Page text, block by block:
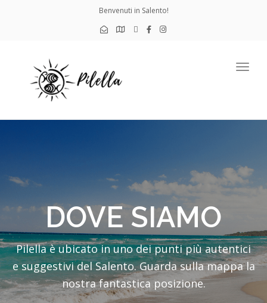
Benvenuti in Salento!
DOVE SIAMO
Pilella è ubicato in uno dei punti più autentici
e suggestivi del Salento. Guarda sulla mappa la
nostra fantastica posizione.